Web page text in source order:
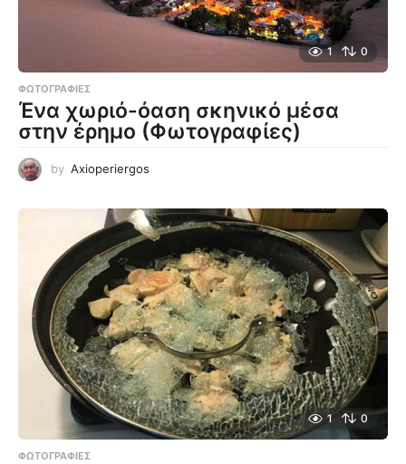
1 0
ΦΩΤΟΓΡΑΦΊΕΣ
Ένα χωριό-όαση σκηνικό μέσα
στην έρημο (Φωτογραφίες)
by Axioperiergos
1 0
ΦΩΤΟΓΡΑΦΊΕΣ